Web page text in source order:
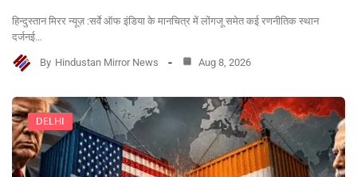
हिन्दुस्तान मिरर न्यूज़ :सर्वे ऑफ इंडिया के मानचित्र में लोंगजू समेत कई रणनीतिक स्थान
दर्जनई…
By Hindustan Mirror News Aug 8, 2026
DELHI